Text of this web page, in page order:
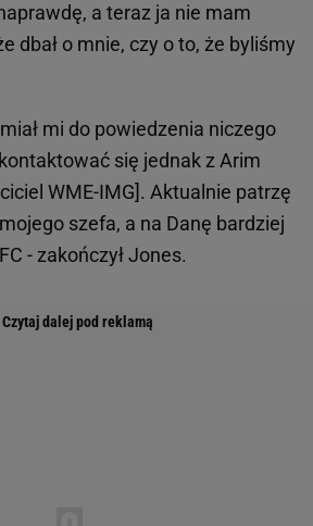
a teraz ja nie mam
dbał o mnie, czy o to, że byliśmy
mi do powiedzenia niczego
się jednak z Arim
WME-IMG]. Aktualnie patrzę
szefa, a na Danę bardziej
- zakończył Jones.